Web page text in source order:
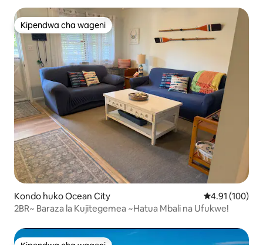
Kipendwa cha wageni
Kipendwa cha wageni
Kondo huko Ocean City Ukadiriaji wa
4.91 (100)
2BR~ Baraza la Kujitegemea ~Hatua Mbali na Ufukwe!